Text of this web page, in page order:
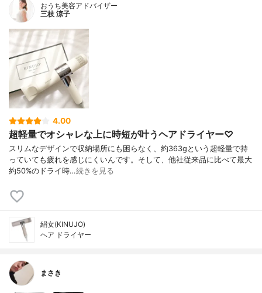
おうち美容アドバイザー
三枝 涼子
4.00
超軽量でオシャレな上に時短が叶うヘアドライヤー♡
スリムなデザインで 収納場所にも困らなく、 約363gという超軽量で 持
っていても疲れを感じにくいんです。 そして、他社従来品に比べて 最大
約50%のドライ時…続きを見る
絹女(KINUJO)
ヘア ドライヤー
まさき